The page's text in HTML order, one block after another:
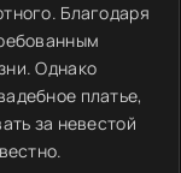
Благодаря
Однако
платье,
за невестой